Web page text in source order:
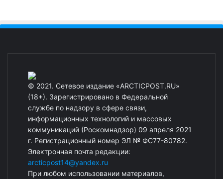
© 2021. Сетевое издание «ARCTICPOST.RU»
(18+). Зарегистрировано в Федеральной
службе по надзору в сфере связи,
информационных технологий и массовых
коммуникаций (Роскомнадзор) 09 апреля 2021
г. Регистрационный номер ЭЛ № ФС77-80782.
Электронная почта редакции:
arcticpost14@yandex.ru
При любом использовании материалов,